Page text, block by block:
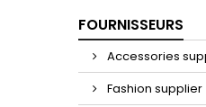
FOURNISSEURS
Accessories
Fashion supplier